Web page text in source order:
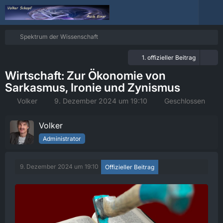
Spektrum der Wissenschaft
1. offizieller Beitrag
Wirtschaft: Zur Ökonomie von
Sarkasmus, Ironie und Zynismus
Volker 9. Dezember 2024 um 19:10 Geschlossen
Volker
Administrator
9. Dezember 2024 um 19:10 Offizieller Beitrag